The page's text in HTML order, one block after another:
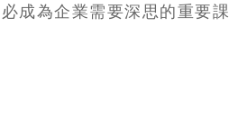
成為企業需要深思的重要課